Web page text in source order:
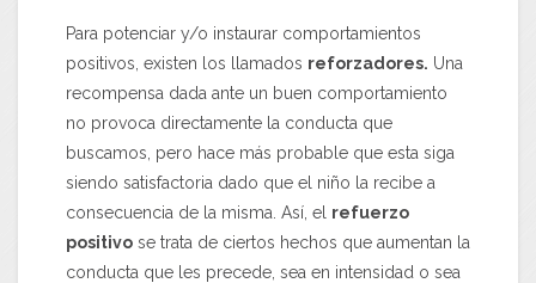
Para potenciar y/o instaurar comportamientos
positivos, existen los llamados reforzadores. Una
recompensa dada ante un buen comportamiento
no provoca directamente la conducta que
buscamos, pero hace más probable que esta siga
siendo satisfactoria dado que el niño la recibe a
consecuencia de la misma. Así, el refuerzo
positivo se trata de ciertos hechos que aumentan la
conducta que les precede, sea en intensidad o sea